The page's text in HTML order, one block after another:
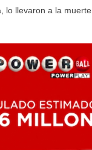
lo llevaron a la muerte.